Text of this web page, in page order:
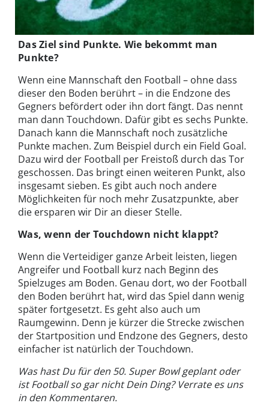
Das Ziel sind Punkte. Wie bekommt man
Punkte?
Wenn eine Mannschaft den Football – ohne dass
dieser den Boden berührt – in die Endzone des
Gegners befördert oder ihn dort fängt. Das nennt
man dann Touchdown. Dafür gibt es sechs Punkte.
Danach kann die Mannschaft noch zusätzliche
Punkte machen. Zum Beispiel durch ein Field Goal.
Dazu wird der Football per Freistoß durch das Tor
geschossen. Das bringt einen weiteren Punkt, also
insgesamt sieben. Es gibt auch noch andere
Möglichkeiten für noch mehr Zusatzpunkte, aber
die ersparen wir Dir an dieser Stelle.
Was, wenn der Touchdown nicht klappt?
Wenn die Verteidiger ganze Arbeit leisten, liegen
Angreifer und Football kurz nach Beginn des
Spielzuges am Boden. Genau dort, wo der Football
den Boden berührt hat, wird das Spiel dann wenig
später fortgesetzt. Es geht also auch um
Raumgewinn. Denn je kürzer die Strecke zwischen
der Startposition und Endzone des Gegners, desto
einfacher ist natürlich der Touchdown.
Was hast Du für den 50. Super Bowl geplant oder
ist Football so gar nicht Dein Ding? Verrate es uns
in den Kommentaren.